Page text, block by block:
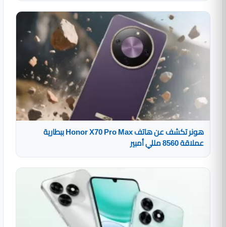
هونر تكشف عن هاتف Honor X70 Pro Max ببطارية
عملاقة 8560 مللي أمبير